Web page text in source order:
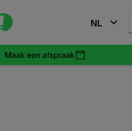
NL
Maak een afspraak